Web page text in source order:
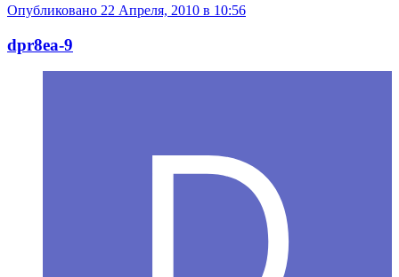
Опубликовано 22 Апреля, 2010 в 10:56
dpr8ea-9